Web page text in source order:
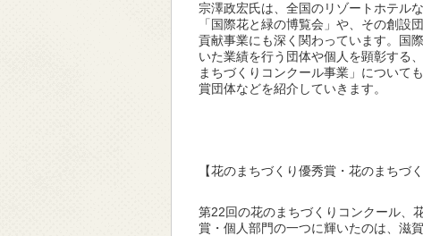
宗澤政宏氏は、全国のリゾートホテル
「国際花と緑の博覧会」や、その創設
貢献事業にも深く関わっています。国
いた業績を行う団体や個人を顕彰する
まちづくりコンクール事業」について
賞団体などを紹介していきます。
【花のまちづくり優秀賞・花のまちづ
第22回の花のまちづくりコンクール、
賞・個人部門の一つに輝いたのは、滋